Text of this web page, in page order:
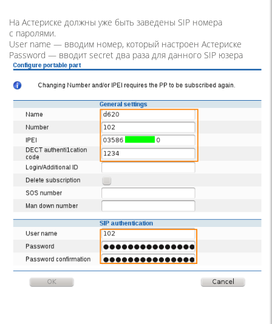
На Астериске должны уже быть заведены SIP номера
с паролями.
User name — вводим номер, который настроен Астериске
Password — вводит secret два раза для данного SIP юзера